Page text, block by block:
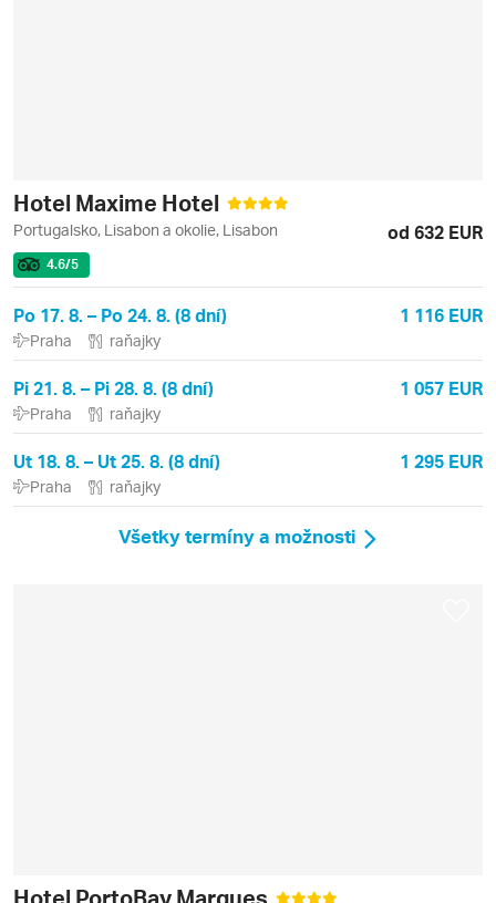
Hotel Maxime Hotel
Portugalsko, Lisabon a okolie, Lisabon od 632 EUR
4.6/5
Po 17. 8. – Po 24. 8. (8 dní) 1 116 EUR
Praha raňajky
Pi 21. 8. – Pi 28. 8. (8 dní) 1 057 EUR
Praha raňajky
Ut 18. 8. – Ut 25. 8. (8 dní) 1 295 EUR
Praha raňajky
Všetky termíny a možnosti
Hotel PortoBay Marques